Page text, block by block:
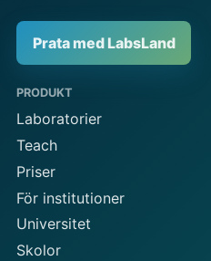
Prata med LabsLand
PRODUKT
Laboratorier
Teach
Priser
För institutioner
Universitet
Skolor